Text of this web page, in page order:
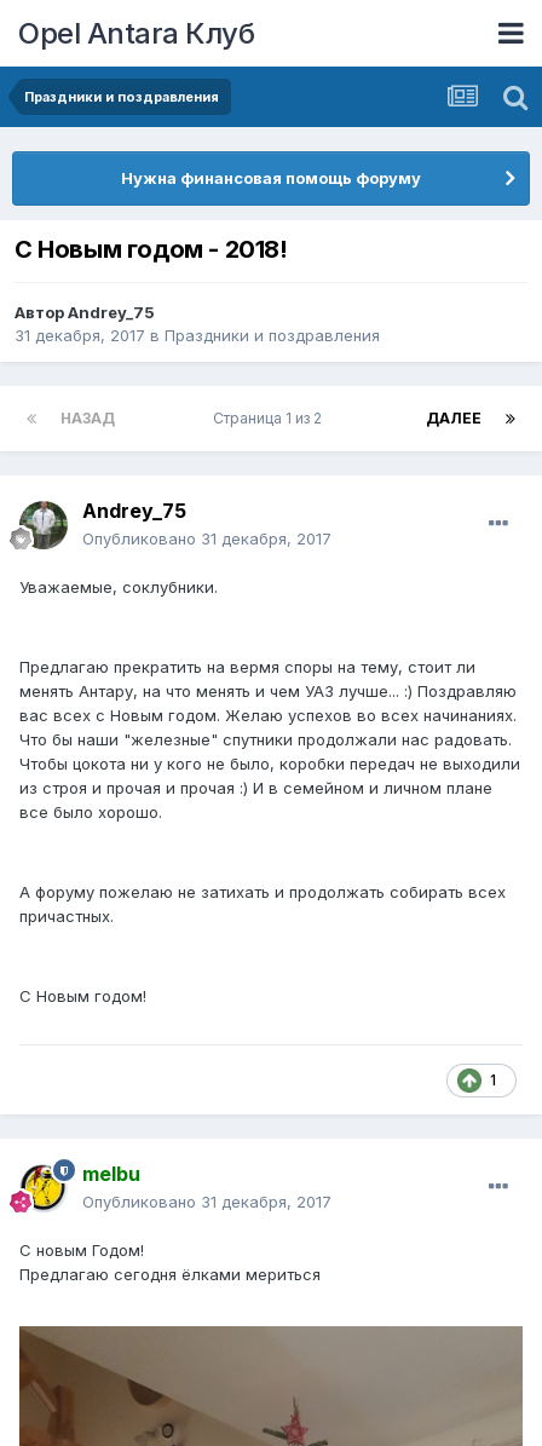
Opel Antara Клуб
Праздники и поздравления
Нужна финансовая помощь форуму
С Новым годом - 2018!
АвторAndrey_75
31 декабря, 2017 в Праздники и поздравления
НАЗАД ДАЛЕЕ
Страница 1 из 2
Andrey_75
Опубликовано 31 декабря, 2017
Уважаемые, соклубники.
Предлагаю прекратить на вермя споры на тему, стоит ли
менять Антару, на что менять и чем УАЗ лучше... :) Поздравляю
вас всех с Новым годом. Желаю успехов во всех начинаниях.
Что бы наши "железные" спутники продолжали нас радовать.
Чтобы цокота ни у кого не было, коробки передач не выходили
из строя и прочая и прочая :) И в семейном и личном плане
все было хорошо.
А форуму пожелаю не затихать и продолжать собирать всех
причастных.
С Новым годом!
1
melbu
Опубликовано 31 декабря, 2017
С новым Годом!
Предлагаю сегодня ёлками мериться